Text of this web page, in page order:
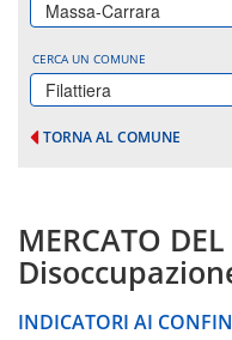
Massa-Carrara
CERCA UN COMUNE
Filattiera
TORNA AL COMUNE
MERCATO
INDICATORI AI